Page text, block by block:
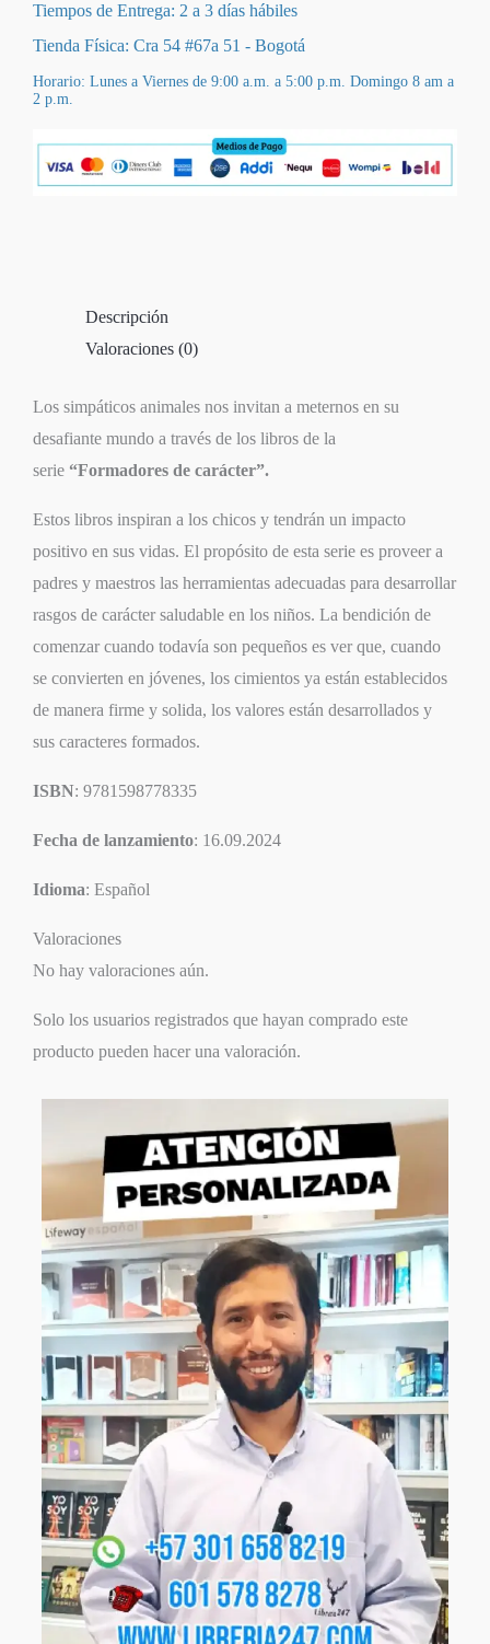
Tiempos de Entrega: 2 a 3 días hábiles
Tienda Física: Cra 54 #67a 51 - Bogotá
Horario: Lunes a Viernes de 9:00 a.m. a 5:00 p.m. Domingo 8 am a
2 p.m.
Descripción
Valoraciones (0)
Los simpáticos animales nos invitan a meternos en su
desafiante mundo a través de los libros de la
serie “Formadores de carácter”.
Estos libros inspiran a los chicos y tendrán un impacto
positivo en sus vidas. El propósito de esta serie es proveer a
padres y maestros las herramientas adecuadas para desarrollar
rasgos de carácter saludable en los niños. La bendición de
comenzar cuando todavía son pequeños es ver que, cuando
se convierten en jóvenes, los cimientos ya están establecidos
de manera firme y solida, los valores están desarrollados y
sus caracteres formados.
ISBN: 9781598778335
Fecha de lanzamiento: 16.09.2024
Idioma: Español
Valoraciones
No hay valoraciones aún.
Solo los usuarios registrados que hayan comprado este
producto pueden hacer una valoración.